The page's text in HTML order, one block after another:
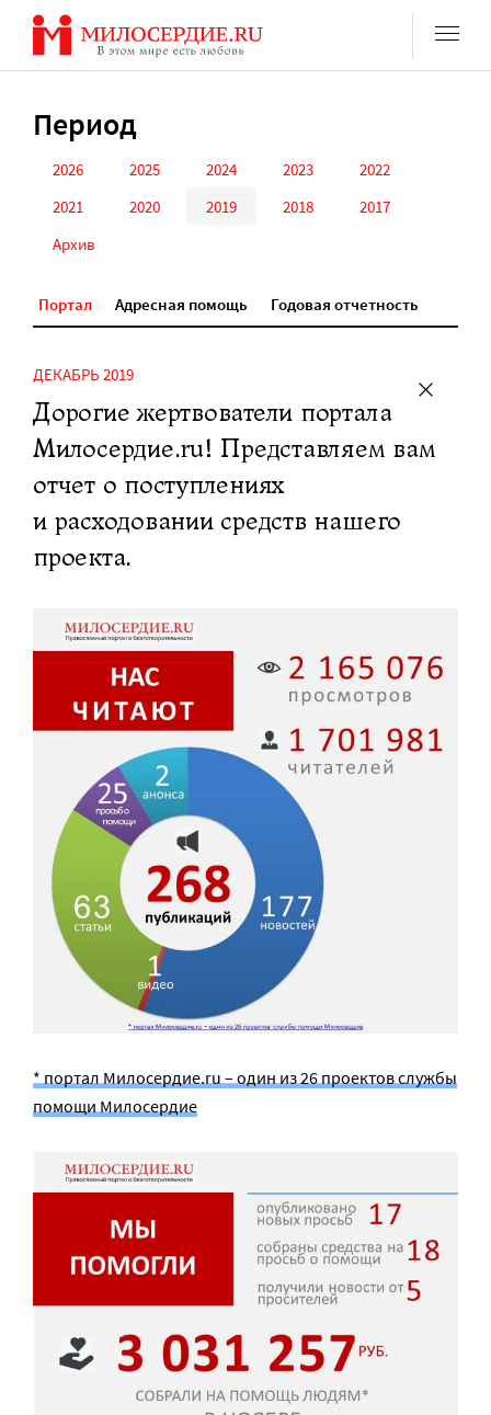
Перейти
содержанию
Период
2026 2025 2024 2023
2022
2021
2020 2019 2018
2017
Архив
Портал Адресная помощь Годовая отчетность
ДЕКАБРЬ 2019
Дорогие жертвователи портала
Милосердие.ru! Представляем вам
отчет о поступлениях
и расходовании средств нашего
проекта.
* портал Милосердие.ru – один из 26 проектов службы
помощи Милосердие